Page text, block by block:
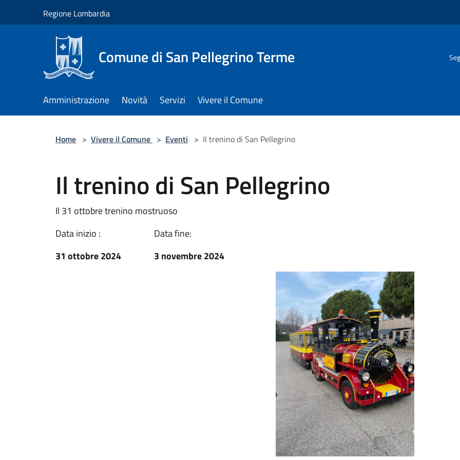
Regione Lombardia
Comune di San Pellegrino Terme
Amministrazione Novità Servizi Vivere il Comune
Home > Vivere il Comune > Eventi > Il trenino di San Pellegrino
Il trenino di San Pellegrino
Il 31 ottobre trenino mostruoso
Data inizio :
31 ottobre 2024
Data fine:
3 novembre 2024